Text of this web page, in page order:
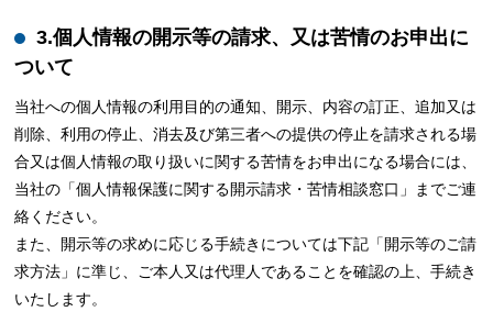
3.個人情報の開示等の請求、又は苦情のお申出に
ついて
当社への個人情報の利用目的の通知、開示、内容の訂正、追加又は
削除、利用の停止、消去及び第三者への提供の停止を請求される場
合又は個人情報の取り扱いに関する苦情をお申出になる場合には、
当社の「個人情報保護に関する開示請求・苦情相談窓口」までご連
絡ください。
また、開示等の求めに応じる手続きについては下記「開示等のご請
求方法」に準じ、ご本人又は代理人であることを確認の上、手続き
いたします。